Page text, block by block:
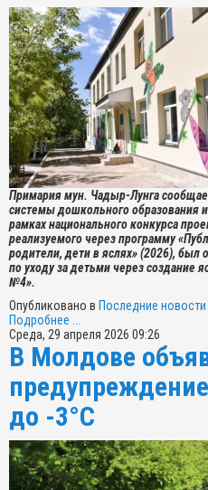
Примария мун. Чадыр-Лунга
системы дошкольного
рамках национального конкурса
реализуемого через программу
родители, дети в яслях» (2026), был
по уходу за детьми через создание
№4».
Опубликовано в Последние
Подробнее ...
Среда, 29 апреля 2026 09:26
В Молдове
до -3°C